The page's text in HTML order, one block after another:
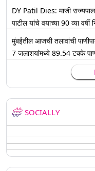
DY Patil Dies: माजी राज्यपाल
पाटील यांचे वयाच्या 90 व्या वर्षी
मुंबईतील आजची तलावांची
7 जलाशयांमध्ये 89.54 टक्के
SOCIALLY